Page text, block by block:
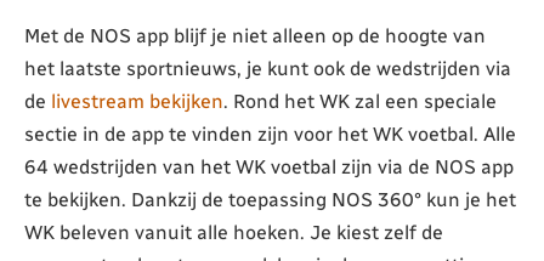
Met de NOS app blijf je niet alleen op de hoogte van
het laatste sportnieuws, je kunt ook de wedstrijden via
de livestream bekijken. Rond het WK zal een speciale
sectie in de app te vinden zijn voor het WK voetbal. Alle
64 wedstrijden van het WK voetbal zijn via de NOS app
te bekijken. Dankzij de toepassing NOS 360° kun je het
WK beleven vanuit alle hoeken. Je kiest zelf de